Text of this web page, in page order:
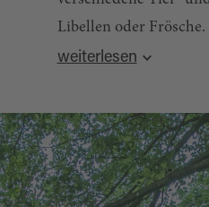
Libellen oder Frösche.
Kleine Goldsteig-
Pfreimdtal zu
Stausee Pfreimd und
Besuch wert.
Quelle:destination.one
weiterlesen